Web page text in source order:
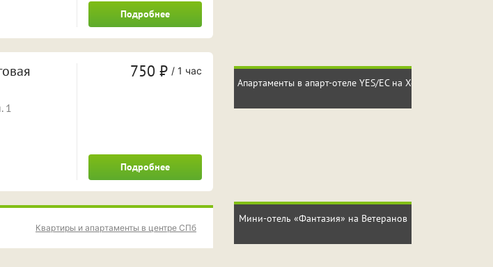
Подробнее
1
750 ₽ / 1 час
Подробнее
Квартиры и апартаменты в центре СПб
Апартаменты в апарт-отеле YES/ЕС на Хошимина
Мини-отель «Фантазия» на Ветеранов